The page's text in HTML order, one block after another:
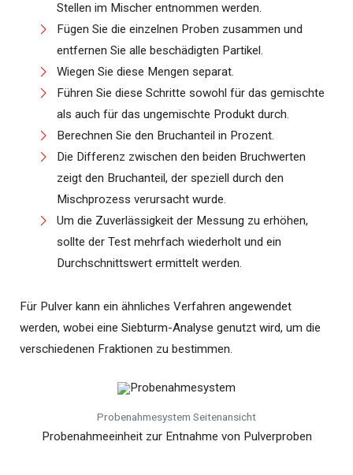
Stellen im Mischer entnommen werden.
Fügen Sie die einzelnen Proben zusammen und
entfernen Sie alle beschädigten Partikel.
Wiegen Sie diese Mengen separat.
Führen Sie diese Schritte sowohl für das gemischte
als auch für das ungemischte Produkt durch.
Berechnen Sie den Bruchanteil in Prozent.
Die Differenz zwischen den beiden Bruchwerten
zeigt den Bruchanteil, der speziell durch den
Mischprozess verursacht wurde.
Um die Zuverlässigkeit der Messung zu erhöhen,
sollte der Test mehrfach wiederholt und ein
Durchschnittswert ermittelt werden.
Für Pulver kann ein ähnliches Verfahren angewendet
werden, wobei eine Siebturm-Analyse genutzt wird, um die
verschiedenen Fraktionen zu bestimmen.
Probenahmesystem Seitenansicht
Probenahmeeinheit zur Entnahme von Pulverproben